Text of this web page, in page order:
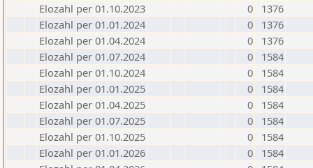
Elozahl per 01.10.2023
0
1376
Elozahl per 01.01.2024
0
1376
Elozahl per 01.04.2024
0
1376
Elozahl per 01.07.2024
0
1584
Elozahl per 01.10.2024
0
1584
Elozahl per 01.01.2025
0
1584
Elozahl per 01.04.2025
0
1584
Elozahl per 01.07.2025
0
1584
Elozahl per 01.10.2025
0
1584
Elozahl per 01.01.2026
0
1584